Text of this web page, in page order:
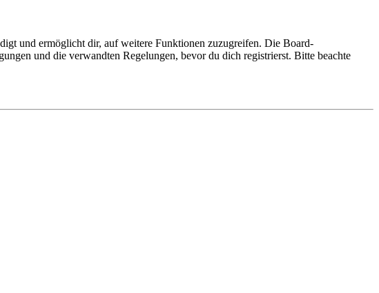
und ermöglicht dir, auf weitere Funktionen zuzugreifen. Die Board-
und die verwandten Regelungen, bevor du dich registrierst. Bitte beachte